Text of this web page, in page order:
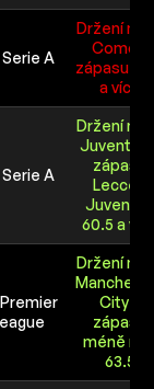
Serie A
Držení
Como v
zápasu
a více
Serie A
Držení
Juventus
zápasu
Lecce -
Juventus
60.5 a
Premier
Držení
City v
zápasu
méně
63.5